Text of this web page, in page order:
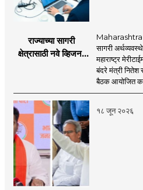
राज्याच्या सागरी
क्षेत्रासाठी नवे व्हिजन;
प्रस्ताव
Maharashtra
सागरी
महाराष्ट्र
बंदरे मंत्री नितेश
बैठक आयोजित
१८ जून २०२६